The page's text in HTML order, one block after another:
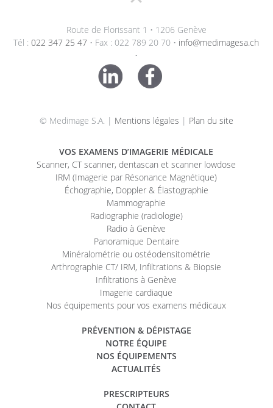
VOS EXAMENS D’IMAGERIE MÉDICALE
Scanner, CT scanner, dentascan et scanner lowdose
IRM (Imagerie par Résonance Magnétique)
Échographie, Doppler & Élastographie
Mammographie
Radiographie (radiologie)
Radio à Genève
Panoramique Dentaire
Minéralométrie ou ostéodensitométrie
Arthrographie CT/ IRM, Infiltrations & Biopsie
Infiltrations à Genève
Imagerie cardiaque
Nos équipements pour vos examens médicaux
Route de Florissant 1 • 1206 Genève
Tél :022 347 25 47 • Fax : 022 789 20 70 • info@medimagesa.ch
•
© Medimage S.A. | Mentions légales | Plan du site
PRÉVENTION & DÉPISTAGE
NOTRE ÉQUIPE
NOS ÉQUIPEMENTS
ACTUALITÉS
PRESCRIPTEURS